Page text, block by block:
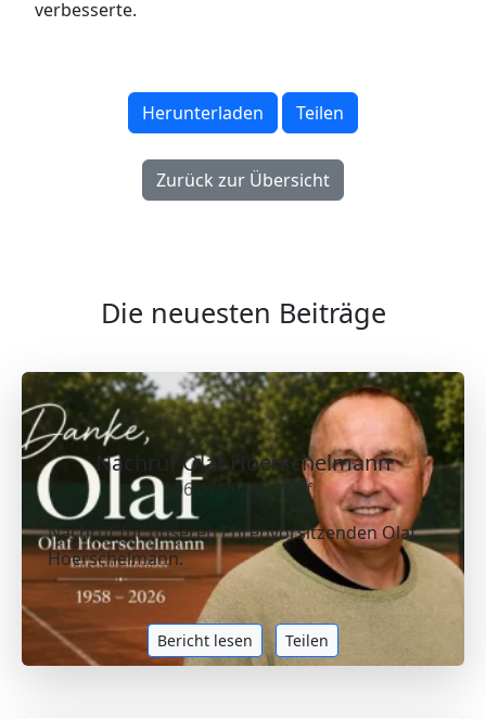
verbesserte.
Herunterladen Teilen
Zurück zur Übersicht
Die neuesten Beiträge
Nachruf Olaf Hoerschelmann
06.07.2026 - Wolf
Nachruf für unseren Ehrenvorsitzenden Olaf
Hoerschelmann.
Bericht lesen Teilen